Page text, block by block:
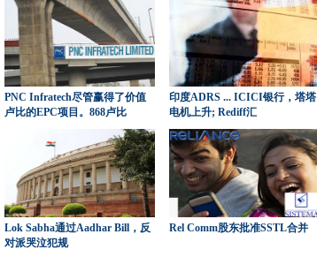
PNC Infratech尽管赢得了价值
卢比的EPC项目。868卢比
印度ADRS ... ICICI银行，塔塔
电机上升; Rediff汇
Lok Sabha通过Aadhar Bill，反
对派哭泣犯规
Rel Comm股东批准SSTL合并